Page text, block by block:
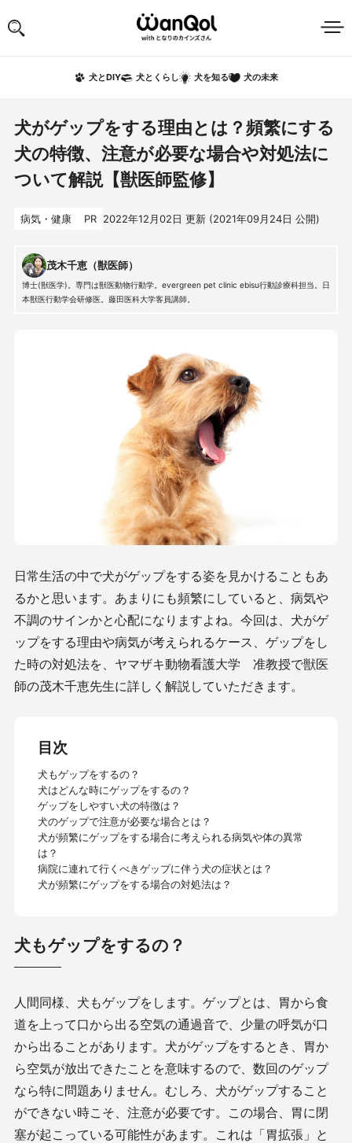
犬とDIY 犬とくらし 犬を知る 犬の未来
犬がゲップをする理由とは？頻繁にする
犬の特徴、注意が必要な場合や対処法に
ついて解説【獣医師監修】
病気・健康 PR 2022年12月02日 更新 (2021年09月24日 公開)
茂木千恵（獣医師）
博士(獣医学)。専門は獣医動物行動学。evergreen pet clinic ebisu行動診療科担当。日
本獣医行動学会研修医。藤田医科大学客員講師。
日常生活の中で犬がゲップをする姿を見かけることもあ
るかと思います。あまりにも頻繁にしていると、病気や
不調のサインかと心配になりますよね。今回は、犬がゲ
ップをする理由や病気が考えられるケース、ゲップをし
た時の対処法を、ヤマザキ動物看護大学 准教授で獣医
師の茂木千恵先生に詳しく解説していただきます。
目次
犬もゲップをするの？
犬はどんな時にゲップをするの？
ゲップをしやすい犬の特徴は？
犬のゲップで注意が必要な場合とは？
犬が頻繁にゲップをする場合に考えられる病気や体の異常
は？
病院に連れて行くべきゲップに伴う犬の症状とは？
犬が頻繁にゲップをする場合の対処法は？
犬もゲップをするの？
人間同様、犬もゲップをします。ゲップとは、胃から食
道を上って口から出る空気の通過音で、少量の呼気が口
から出ることがあります。犬がゲップをするとき、胃か
ら空気が放出できたことを意味するので、数回のゲップ
なら特に問題ありません。むしろ、犬がゲップすること
ができない時こそ、注意が必要です。この場合、胃に閉
塞が起こっている可能性があます。これは「胃拡張」と